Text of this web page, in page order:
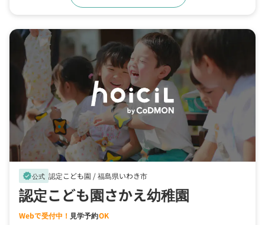
verified公式 認定こども園 /福島県いわき市
認定こども園さかえ幼稚園
Webで受付中！ 見学予約OK